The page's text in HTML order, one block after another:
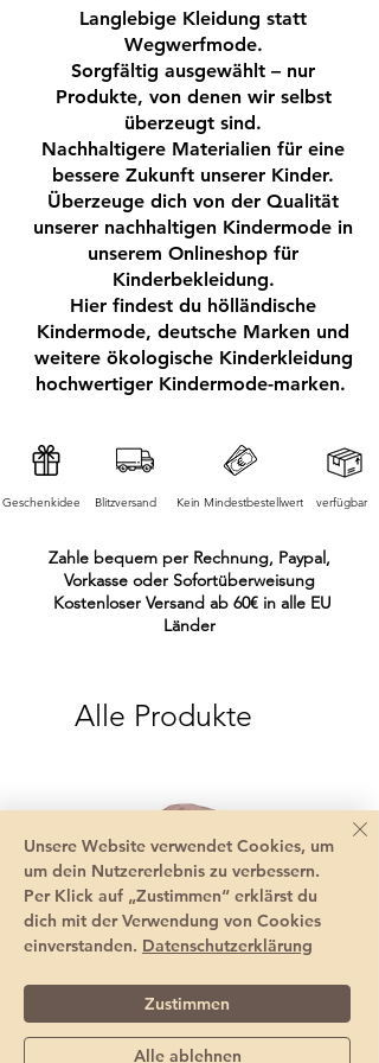
das Kinn des Kindes vor möglichen
Hautirritationen schützt.
Der Schnitt der Strickjacke ist ideal für
Kleinkinder, da er genügend
Bewegungsfreiheit bietet, ohne zu weit
oder zu eng zu sein.
Die elastischen Rippstrickbündchen an
den Ärmeln und am Saum sorgen
dafür, dass die Jacke auch bei
Bewegung nicht verrutscht und die
Wärme drinnen bleibt.
Material: 100% Polyester
Langlebige Kleidung statt
Wegwerfmode.
Sorgfältig ausgewählt – nur
Produkte, von denen wir selbst
überzeugt sind.
Nachhaltigere Materialien für eine
bessere Zukunft unserer Kinder.
Überzeuge dich von der Qualität
unserer nachhaltigen Kindermode in
unserem Onlineshop für
Kinderbekleidung.
Hier findest du hölländische
Kindermode, deutsche Marken und
weitere ökologische Kinderkleidung
hochwertiger Kindermode-marken.
Geschenkidee Blitzversand Kein Mindestbestellwert verfügbar
Zahle bequem per Rechnung, Paypal,
Vorkasse oder Sofortüberweisung
Kostenloser Versand ab 60€ in alle EU
Länder
Alle Produkte
Unsere Website verwendet Cookies, um
um dein Nutzererlebnis zu verbessern.
Per Klick auf „Zustimmen“ erklärst du
dich mit der Verwendung von Cookies
einverstanden. Datenschutzerklärung
Alle ablehnen
Zustimmen